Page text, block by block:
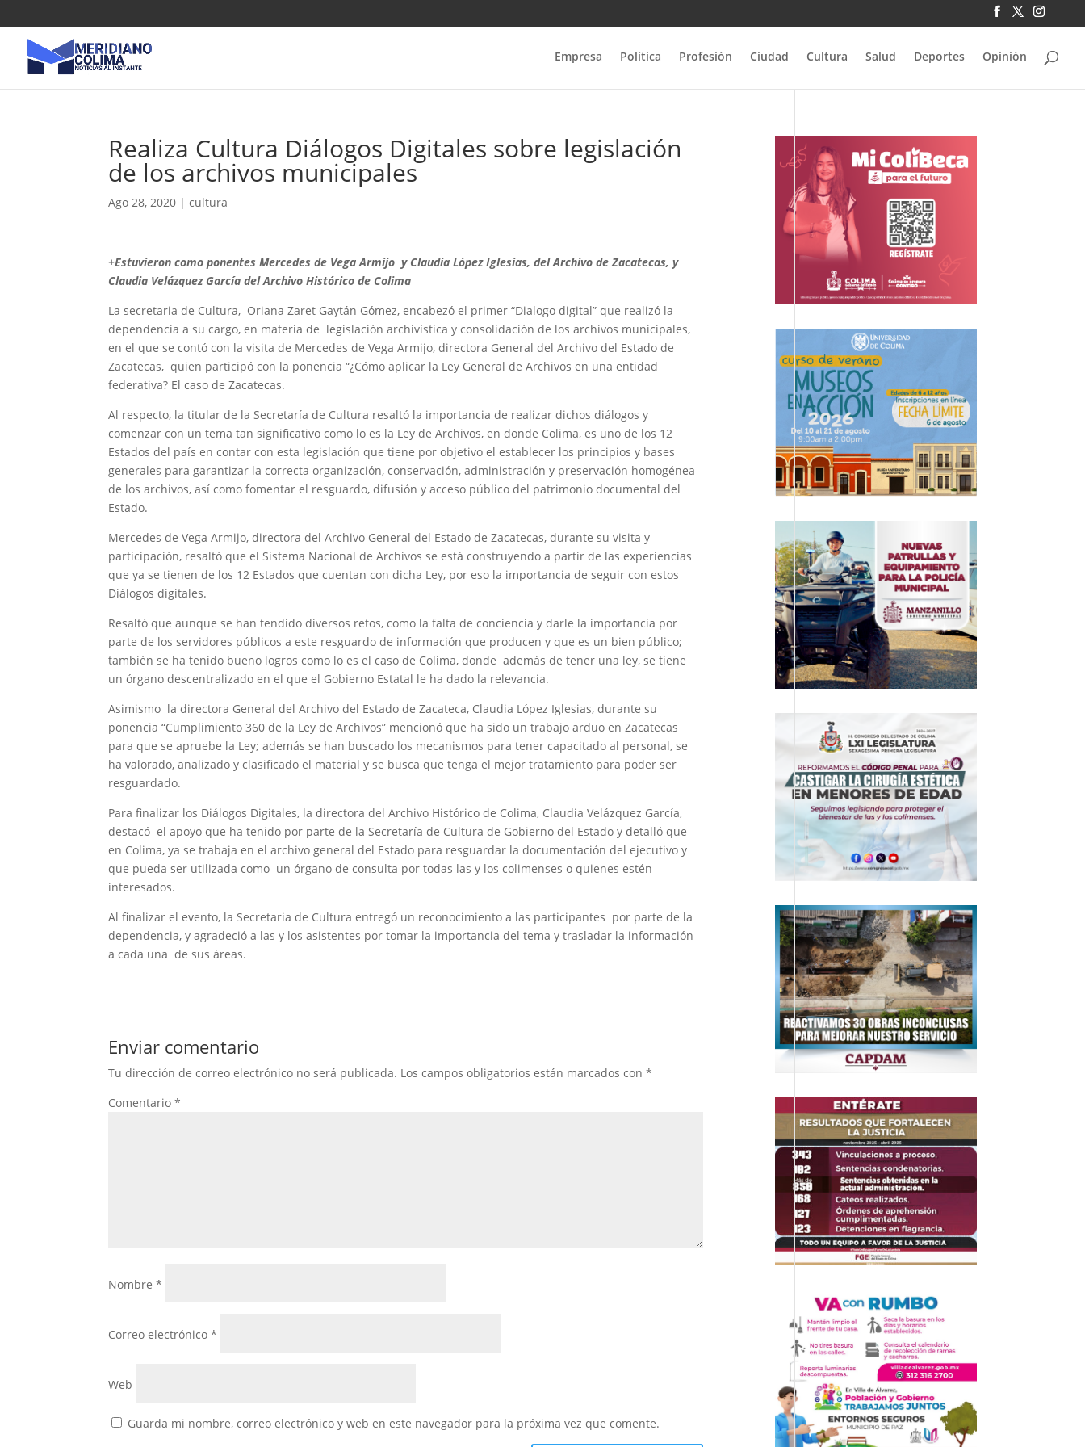
Empresa Política Profesión Ciudad Cultura Salud Deportes Opinión
Realiza Cultura Diálogos Digitales sobre legislación
de los archivos municipales
Ago 28, 2020 |cultura
+Estuvieron como ponentes Mercedes de Vega Armijo y Claudia López Iglesias, del Archivo de Zacatecas, y
Claudia Velázquez García del Archivo Histórico de Colima
La secretaria de Cultura, Oriana Zaret Gaytán Gómez, encabezó el primer “Dialogo digital” que realizó la
dependencia a su cargo, en materia de legislación archivística y consolidación de los archivos municipales,
en el que se contó con la visita de Mercedes de Vega Armijo, directora General del Archivo del Estado de
Zacatecas, quien participó con la ponencia “¿Cómo aplicar la Ley General de Archivos en una entidad
federativa? El caso de Zacatecas.
Al respecto, la titular de la Secretaría de Cultura resaltó la importancia de realizar dichos diálogos y
comenzar con un tema tan significativo como lo es la Ley de Archivos, en donde Colima, es uno de los 12
Estados del país en contar con esta legislación que tiene por objetivo el establecer los principios y bases
generales para garantizar la correcta organización, conservación, administración y preservación homogénea
de los archivos, así como fomentar el resguardo, difusión y acceso público del patrimonio documental del
Estado.
Mercedes de Vega Armijo, directora del Archivo General del Estado de Zacatecas, durante su visita y
participación, resaltó que el Sistema Nacional de Archivos se está construyendo a partir de las experiencias
que ya se tienen de los 12 Estados que cuentan con dicha Ley, por eso la importancia de seguir con estos
Diálogos digitales.
Resaltó que aunque se han tendido diversos retos, como la falta de conciencia y darle la importancia por
parte de los servidores públicos a este resguardo de información que producen y que es un bien público;
también se ha tenido bueno logros como lo es el caso de Colima, donde además de tener una ley, se tiene
un órgano descentralizado en el que el Gobierno Estatal le ha dado la relevancia.
Asimismo la directora General del Archivo del Estado de Zacateca, Claudia López Iglesias, durante su
ponencia “Cumplimiento 360 de la Ley de Archivos” mencionó que ha sido un trabajo arduo en Zacatecas
para que se apruebe la Ley; además se han buscado los mecanismos para tener capacitado al personal, se
ha valorado, analizado y clasificado el material y se busca que tenga el mejor tratamiento para poder ser
resguardado.
Para finalizar los Diálogos Digitales, la directora del Archivo Histórico de Colima, Claudia Velázquez García,
destacó el apoyo que ha tenido por parte de la Secretaría de Cultura de Gobierno del Estado y detalló que
en Colima, ya se trabaja en el archivo general del Estado para resguardar la documentación del ejecutivo y
que pueda ser utilizada como un órgano de consulta por todas las y los colimenses o quienes estén
interesados.
Al finalizar el evento, la Secretaria de Cultura entregó un reconocimiento a las participantes por parte de la
dependencia, y agradeció a las y los asistentes por tomar la importancia del tema y trasladar la información
a cada una de sus áreas.
Enviar comentario
Tu dirección de correo electrónico no será publicada. Los campos obligatorios están marcados con*
Comentario*
Nombre*
Correo electrónico*
Web
Guarda mi nombre, correo electrónico y web en este navegador para la próxima vez que comente.